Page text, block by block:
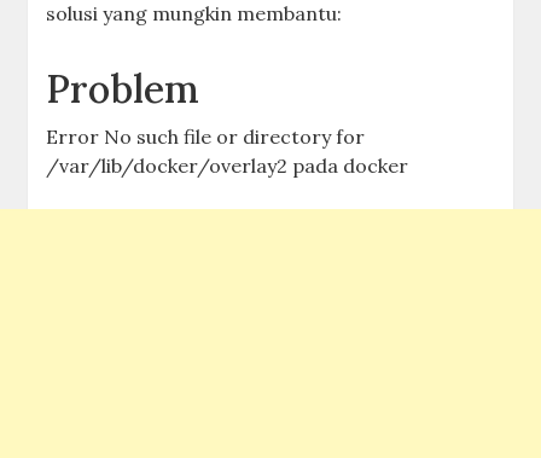
solusi yang mungkin membantu:
Problem
Error No such file or directory for
/var/lib/docker/overlay2 pada docker